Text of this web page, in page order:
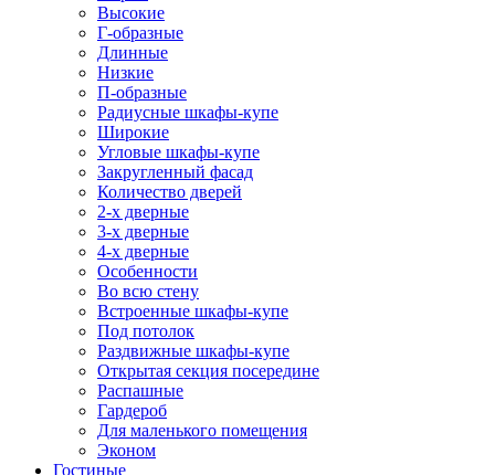
Высокие
Г-образные
Длинные
Низкие
П-образные
Радиусные шкафы-купе
Широкие
Угловые шкафы-купе
Закругленный фасад
Количество дверей
2-х дверные
3-х дверные
4-х дверные
Особенности
Во всю стену
Встроенные шкафы-купе
Под потолок
Раздвижные шкафы-купе
Открытая секция посередине
Распашные
Гардероб
Для маленького помещения
Эконом
Гостиные